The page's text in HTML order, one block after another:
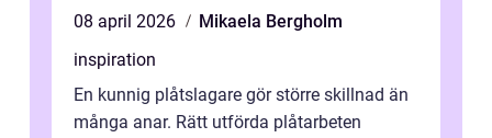
08 april 2026
Mikaela Bergholm
inspiration
En kunnig plåtslagare gör större skillnad än
många anar. Rätt utförda plåtarbeten